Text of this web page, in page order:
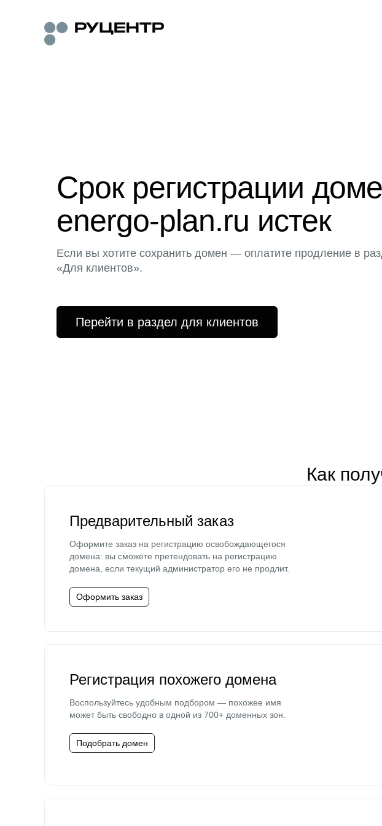
Срок регистрации
energo-plan.ru истек
Если вы хотите сохранить домен — оплатите продление в
«Для клиентов».
Перейти в раздел для клиентов
Как
Предварительный заказ
Оформите заказ на регистрацию освобождающегося
домена: вы сможете претендовать на регистрацию
домена, если текущий администратор его не продлит.
Оформить заказ
Регистрация похожего домена
Воспользуйтесь удобным подбором — похожее имя
может быть свободно в одной из 700+ доменных зон.
Подобрать домен